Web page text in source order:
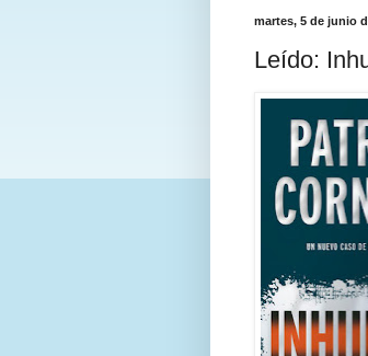
martes, 5 de junio
Leído: